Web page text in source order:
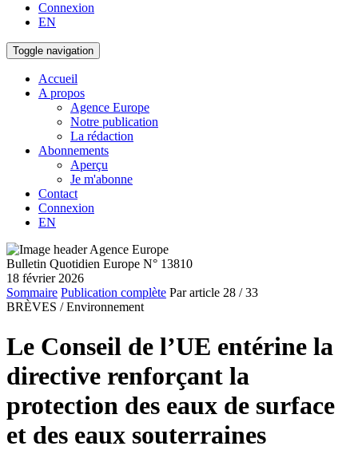
Connexion
EN
Toggle navigation
Accueil
A propos
Agence Europe
Notre publication
La rédaction
Abonnements
Aperçu
Je m'abonne
Contact
Connexion
EN
Bulletin Quotidien Europe N° 13810
18 février 2026
Sommaire Publication complète Par article 28 / 33
BRÈVES / Environnement
Le Conseil de l’UE entérine la
directive renforçant la
protection des eaux de surface
et des eaux souterraines